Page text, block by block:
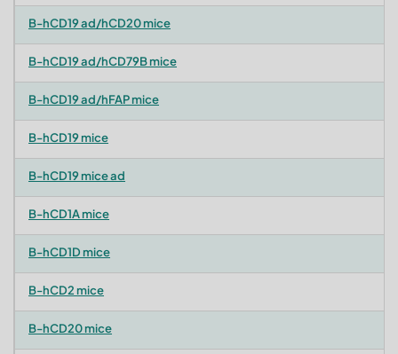
B-hCD19 ad/hCD20 mice
B-hCD19 ad/hCD79B mice
B-hCD19 ad/hFAP mice
B-hCD19 mice
B-hCD19 mice ad
B-hCD1A mice
B-hCD1D mice
B-hCD2 mice
B-hCD20 mice